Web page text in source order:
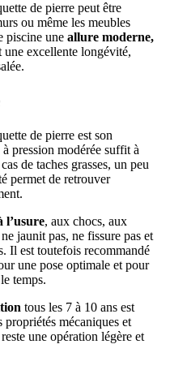
de pierre peut être
ou même les meubles
piscine une allure moderne,
une excellente longévité,
de pierre est son
pression modérée suffit à
de taches grasses, un peu
permet de retrouver
l’usure, aux chocs, aux
jaunit pas, ne fissure pas et
Il est toutefois recommandé
une pose optimale et pour
temps.
tous les 7 à 10 ans est
mécaniques et
une opération légère et